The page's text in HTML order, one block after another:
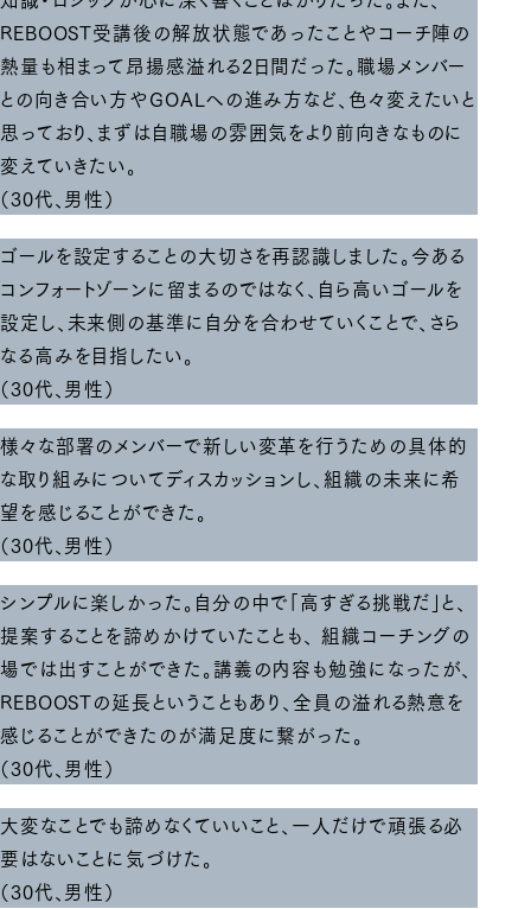
REBOOST受講後の解放状態であったことやコーチ陣の
熱量も相まって昂揚感溢れる2日間だった。職場メンバー
との向き合い方やGOALへの進み方など、色々変えたいと
思っており、まずは自職場の雰囲気をより前向きなものに
変えていきたい。
（30代、男性）
ゴールを設定することの大切さを再認識しました。今ある
コンフォートゾーンに留まるのではなく、自ら高いゴールを
設定し、未来側の基準に自分を合わせていくことで、さら
なる高みを目指したい。
（30代、男性）
様々な部署のメンバーで新しい変革を行うための具体的
な取り組みについてディスカッションし、組織の未来に希
望を感じることができた。
（30代、男性）
シンプルに楽しかった。自分の中で「高すぎる挑戦だ」と、
提案することを諦めかけていたことも、 組織コーチングの
場では出すことができた。講義の内容も勉強になったが、
REBOOSTの延長ということもあり、全員の溢れる熱意を
感じることができたのが満足度に繋がった。
（30代、男性）
大変なことでも諦めなくていいこと、一人だけで頑張る必
要はないことに気づけた。
（30代、男性）